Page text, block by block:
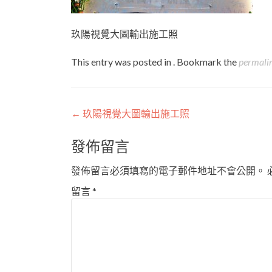
玖陽視覺大圖輸出施工照
This entry was posted in . Bookmark the
Post
navigation
← 玖陽視覺大圖輸出施工照
發佈留言
發佈留言必須填寫的電子郵件地址不會公開。
留言*